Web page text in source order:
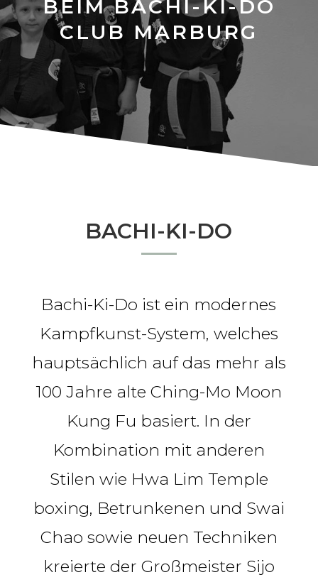
BEIM BACHI-KI-DO
CLUB MARBURG
BACHI-KI-DO
Bachi-Ki-Do ist ein modernes
Kampfkunst-System, welches
hauptsächlich auf das mehr als
100 Jahre alte Ching-Mo Moon
Kung Fu basiert. In der
Kombination mit anderen
Stilen wie Hwa Lim Temple
boxing, Betrunkenen und Swai
Chao sowie neuen Techniken
kreierte der Großmeister Sijo